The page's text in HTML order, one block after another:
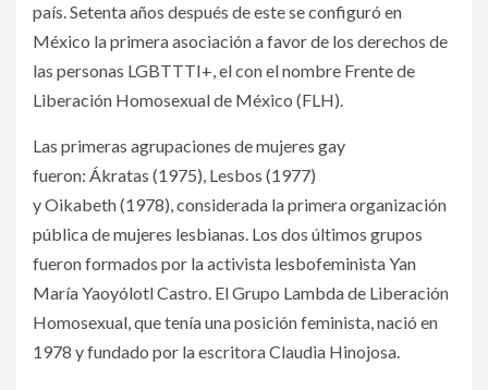
país. Setenta años después de este se configuró en
México la primera asociación a favor de los derechos de
las personas LGBTTTI+, el con el nombre Frente de
Liberación Homosexual de México (FLH).
Las primeras agrupaciones de mujeres gay
fueron: Ákratas (1975), Lesbos (1977)
y Oikabeth (1978), considerada la primera organización
pública de mujeres lesbianas. Los dos últimos grupos
fueron formados por la activista lesbofeminista Yan
María Yaoyólotl Castro. El Grupo Lambda de Liberación
Homosexual, que tenía una posición feminista, nació en
1978 y fundado por la escritora Claudia Hinojosa.